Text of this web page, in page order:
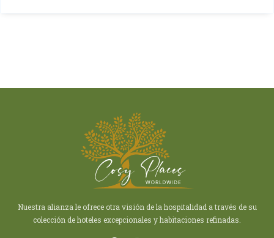
Nuestra alianza le ofrece otra visión de la hospitalidad a través de su
colección de hoteles excepcionales y habitaciones refinadas.